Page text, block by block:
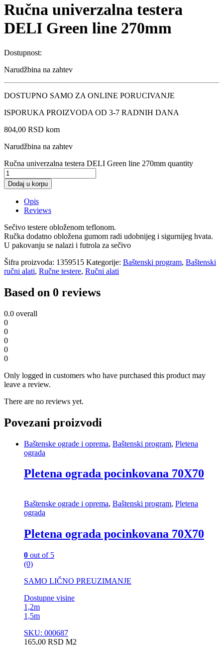
Ručna univerzalna testera
DELI Green line 270mm
Dostupnost:
Narudžbina na zahtev
DOSTUPNO SAMO ZA ONLINE PORUCIVANJE
ISPORUKA PROIZVODA OD 3-7 RADNIH DANA
804,00 RSD kom
Narudžbina na zahtev
Ručna univerzalna testera DELI Green line 270mm quantity
Dodaj u korpu
Opis
Reviews
Sečivo testere obloženom teflonom.
Ručka dodatno obložena gumom radi udobnijeg i sigurnijeg hvata.
U pakovanju se nalazi i futrola za sečivo
Šifra proizvoda: 1359515 Kategorije: Baštenski program, Baštenski
ručni alati, Ručne testere, Ručni alati
Based on 0 reviews
0.0 overall
0
0
0
0
0
Only logged in customers who have purchased this product may
leave a review.
There are no reviews yet.
Povezani proizvodi
Baštenske ograde i oprema, Baštenski program, Pletena
ograda
Pletena ograda pocinkovana 70X70
Baštenske ograde i oprema, Baštenski program, Pletena
ograda
Pletena ograda pocinkovana 70X70
0 out of 5
(0)
SAMO LIČNO PREUZIMANJE
Dostupne visine
1,2m
1,5m
SKU: 000687
165,00 RSD M2